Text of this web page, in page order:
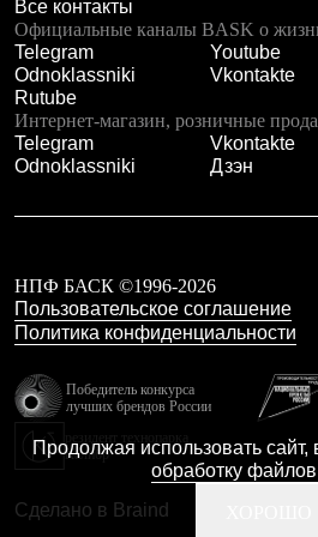
Брюки
Софтшелл одежда
Куртки
Флисовая одежда
Куртки
Брюки
Жилеты
Комбинезоны
Палатки
Тенты
Аксессуары для палаток
Рюкзаки
Экспедиционные
Легкоходные
Альпинистские
Городские
Аксессуары для рюкзаков
Спальные мешки
Пуховые
Все контакты
Официальные каналы BASK о
Telegram
Youtube
Odnoklassniki
Vkontakte
Rutube
Интернет-магазин, розничные
Telegram
Vkontakte
Odnoklassniki
Дзэн
НПФ БАСК ©1996-2026
Пользовательское соглашение
Политика конфиденциальности
Победитель конкурса
лучших брендов России
Калибр
Сделано в Braind
Продолжая использовать сайт,
обработку